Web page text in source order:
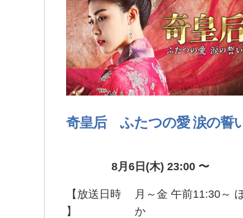
奇皇后 ふたつの愛 涙の誓
8月6日(木) 23:00 〜
【放送日時
】
月～金 午前11:30～
か